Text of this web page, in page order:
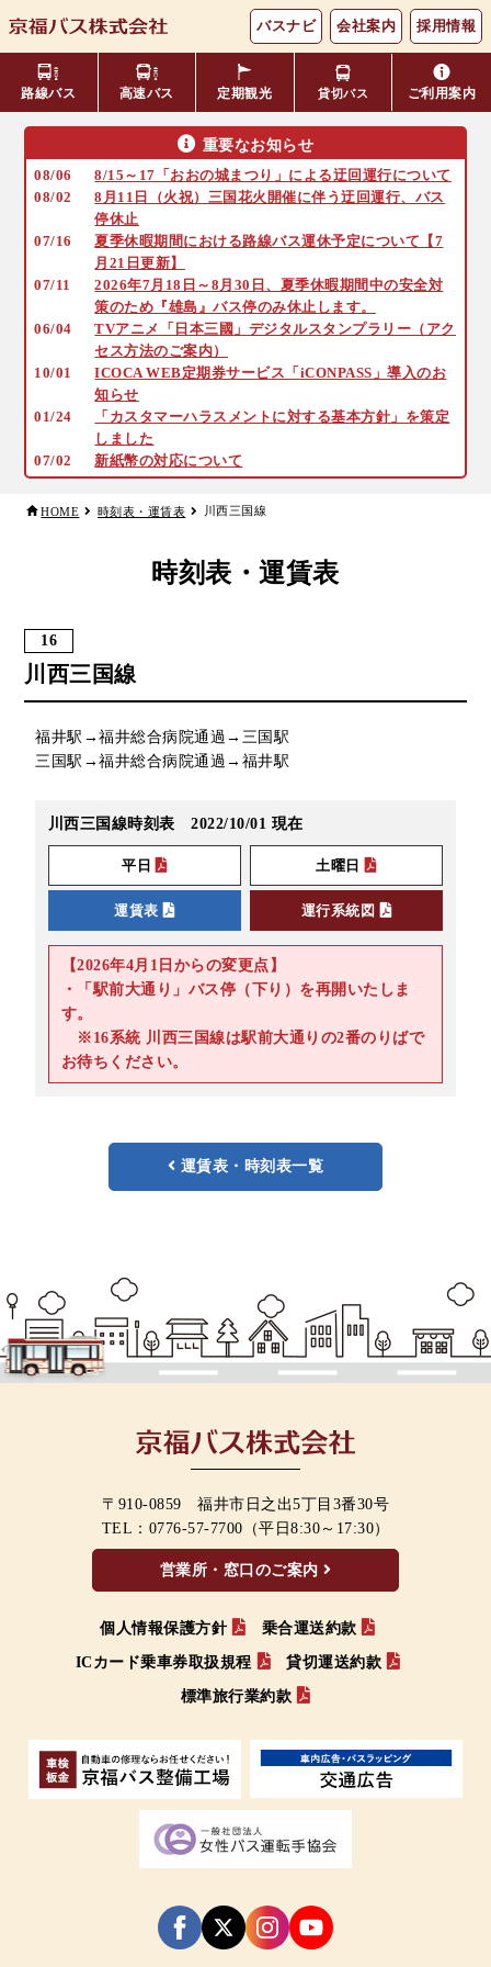
バスナビ 会社案内 採用情報
路線バス
時刻表・運賃表
主要バス停留所
のりば案内
エリア別路線図一覧
季節・特別運行バス 配布時刻表
定期券 お得なきっぷ
コミュニティバス
リアルタイムバス位置＆時刻表
京福バスナビ
10種類のICカードが利用可能
交通系ICカード
Googleマップ
ジョルダン
高速バス
福井⇔名古屋線 小松空港線
定期観光 貸切バス ご利用案内
バスの乗り方・降り方 お忘れ物について
年齢区分・福祉・障がい者割
よくあるご質問
キャッシュレス対応
重要なお知らせ
08/06
8/15～17「おおの城まつり」による迂回運行について
08/02
8月11日（火祝）三国花火開催に伴う迂回運行、バス
停休止
07/16
夏季休暇期間における路線バス運休予定について【7
月21日更新】
07/11
2026年7月18日～8月30日、夏季休暇期間中の安全対
策のため『雄島』バス停のみ休止します。
06/04
TVアニメ「日本三國」デジタルスタンプラリー（アク
セス方法のご案内）
10/01
ICOCA WEB定期券サービス「iCONPASS」導入のお
知らせ
01/24
「カスタマーハラスメントに対する基本方針」を策定
しました
07/02
新紙幣の対応について
HOME 時刻表・運賃表 川西三国線
時刻表・運賃表
16
川西三国線
福井駅→福井総合病院通過→三国駅
三国駅→福井総合病院通過→福井駅
川西三国線時刻表 2022/10/01 現在
平日 土曜日
運賃表 運行系統図
【2026年4月1日からの変更点】
・「駅前大通り」バス停（下り）を再開いたしま
す。
※16系統 川西三国線は駅前大通りの2番のりばで
お待ちください。
運賃表・時刻表一覧
〒910-0859 福井市日之出5丁目3番30号
TEL： 0776-57-7700 （平日8:30～17:30）
営業所・窓口のご案内
個人情報保護方針 乗合運送約款
ICカード乗車券取扱規程 貸切運送約款
標準旅行業約款